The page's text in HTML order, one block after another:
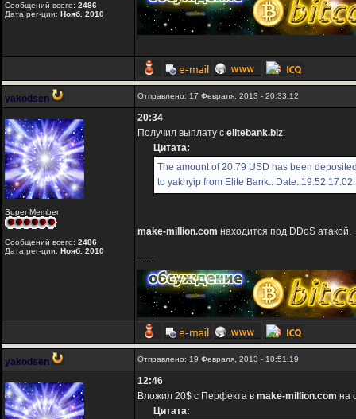
Сообщений всего: 2486
Дата рег-ции: Нояб. 2010
yakodsen Отправлено: 17 Февраля, 2013 - 20:33:12
Super Member
Сообщений всего: 2486
Дата рег-ции: Нояб. 2010
20:34
Получил выплату с elitebank.biz:
Цитата:
The amount of 20.79 USD has been
to yakhyip from Elite Bank.. Date: 19:52
make-million.com находится под DDoS атакой.
-----
yakodsen Отправлено: 19 Февраля, 2013 - 10:51:19
12:46
Вложил 20$ с Перфекта в make-million.com на
Цитата: